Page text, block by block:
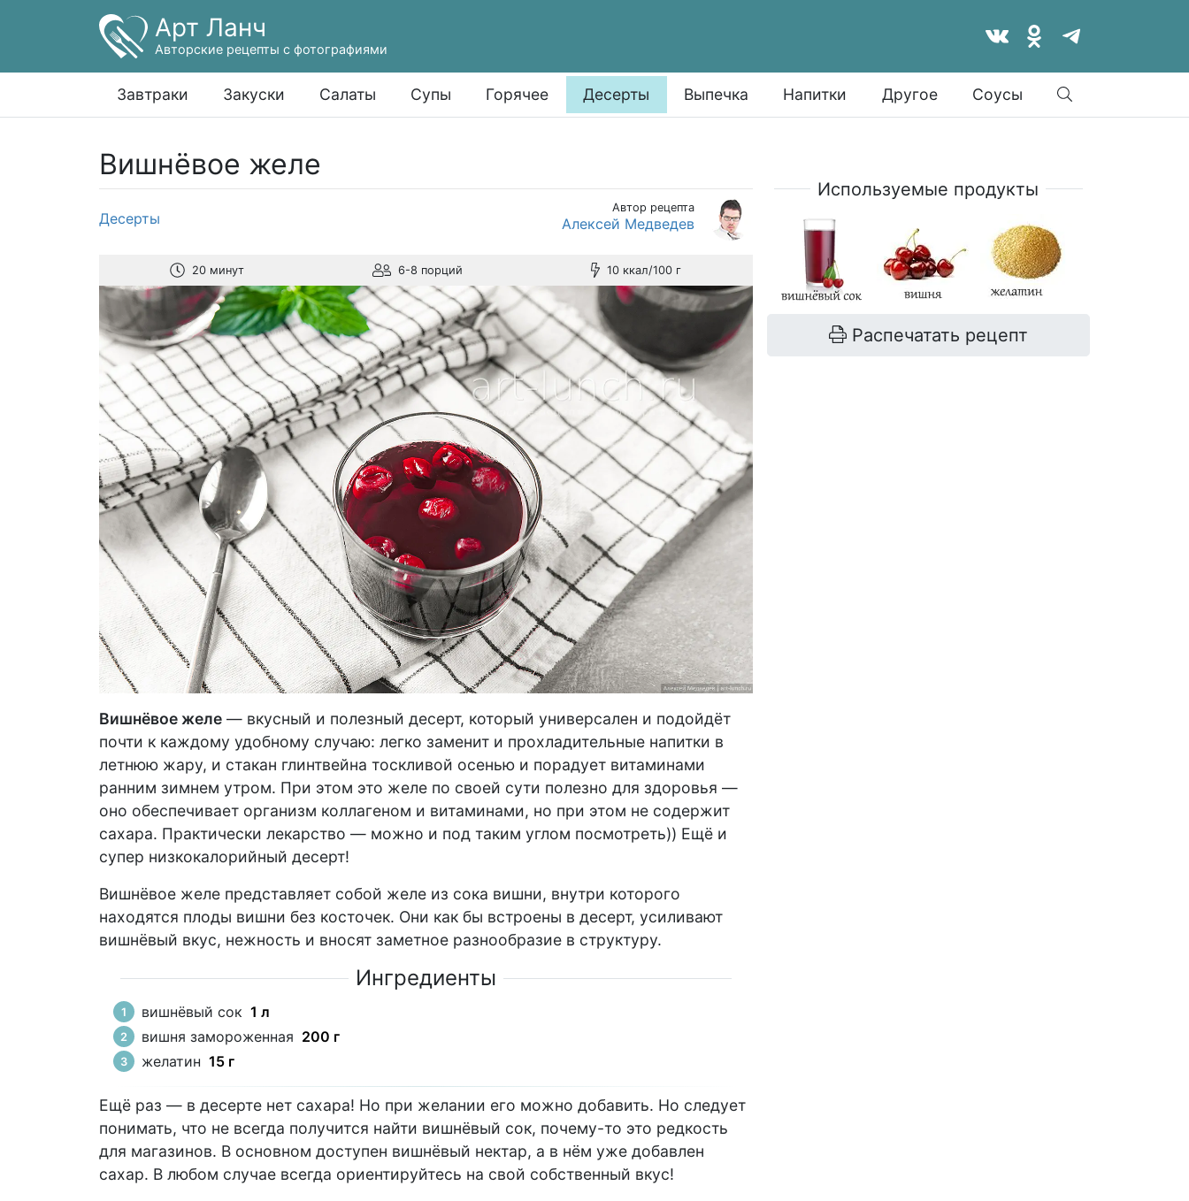
Арт Ланч
Авторские рецепты с фотографиями
Завтраки Закуски Салаты Супы Горячее Десерты Выпечка Напитки Другое Соусы
Найти
Вишнёвое желе
Десерты
Автор рецепта
Алексей Медведев
20 минут 6-8 порций 10 ккал/100 г
Вишнёвое желе — вкусный и полезный десерт, который универсален и подойдёт
почти к каждому удобному случаю: легко заменит и прохладительные напитки в
летнюю жару, и стакан глинтвейна тоскливой осенью и порадует витаминами
ранним зимнем утром. При этом это желе по своей сути полезно для здоровья —
оно обеспечивает организм коллагеном и витаминами, но при этом не содержит
сахара. Практически лекарство — можно и под таким углом посмотреть)) Ещё и
супер низкокалорийный десерт!
Вишнёвое желе представляет собой желе из сока вишни, внутри которого
находятся плоды вишни без косточек. Они как бы встроены в десерт, усиливают
вишнёвый вкус, нежность и вносят заметное разнообразие в структуру.
Ингредиенты
вишнёвый сок 1 л
вишня замороженная 200 г
желатин 15 г
Ещё раз — в десерте нет сахара! Но при желании его можно добавить. Но следует
понимать, что не всегда получится найти вишнёвый сок, почему-то это редкость
для магазинов. В основном доступен вишнёвый нектар, а в нём уже добавлен
сахар. В любом случае всегда ориентируйтесь на свой собственный вкус!
Используемые продукты
Распечатать рецепт